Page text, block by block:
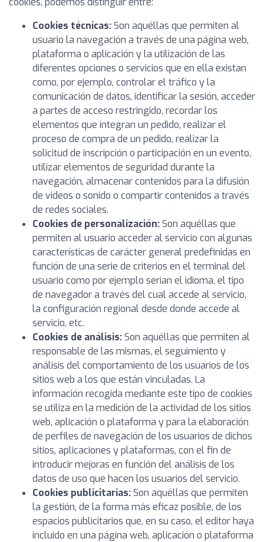
Cookies técnicas:Son aquéllas que permiten al
usuario la navegación a través de una página web,
plataforma o aplicación y la utilización de las
diferentes opciones o servicios que en ella existan
como, por ejemplo, controlar el tráfico y la
comunicación de datos, identificar la sesión, acceder
a partes de acceso restringido, recordar los
elementos que integran un pedido, realizar el
proceso de compra de un pedido, realizar la
solicitud de inscripción o participación en un evento,
utilizar elementos de seguridad durante la
navegación, almacenar contenidos para la difusión
de videos o sonido o compartir contenidos a través
de redes sociales.
Cookies de personalización:Son aquéllas que
permiten al usuario acceder al servicio con algunas
características de carácter general predefinidas en
función de una serie de criterios en el terminal del
usuario como por ejemplo serian el idioma, el tipo
de navegador a través del cual accede al servicio,
la configuración regional desde donde accede al
servicio, etc.
Cookies de análisis:Son aquéllas que permiten al
responsable de las mismas, el seguimiento y
análisis del comportamiento de los usuarios de los
sitios web a los que están vinculadas. La
información recogida mediante este tipo de cookies
se utiliza en la medición de la actividad de los sitios
web, aplicación o plataforma y para la elaboración
de perfiles de navegación de los usuarios de dichos
sitios, aplicaciones y plataformas, con el fin de
introducir mejoras en función del análisis de los
datos de uso que hacen los usuarios del servicio.
Cookies publicitarias:Son aquéllas que permiten
la gestión, de la forma más eficaz posible, de los
espacios publicitarios que, en su caso, el editor haya
incluido en una página web, aplicación o plataforma